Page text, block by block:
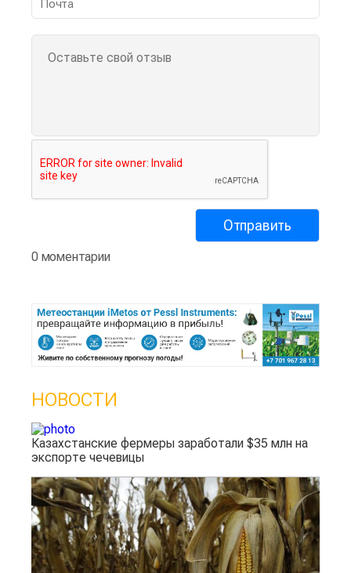
0 моментарии
НОВОСТИ
Казахстанские фермеры заработали $35 млн на
экспорте чечевицы